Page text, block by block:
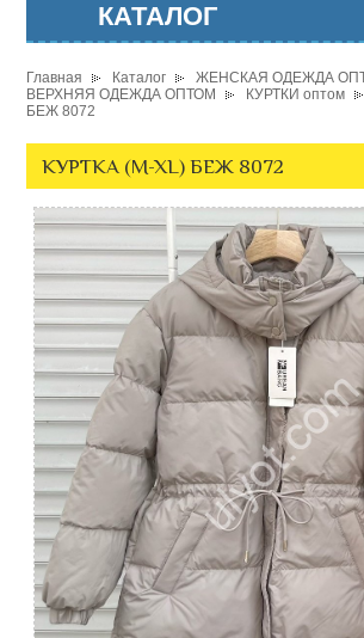
КАТАЛОГ
Главная Каталог ЖЕНСКАЯ ОДЕЖДА
ВЕРХНЯЯ ОДЕЖДА ОПТОМ
КУРТКИ оптом
БЕЖ 8072
КУРТКА (M-XL) БЕЖ 8072